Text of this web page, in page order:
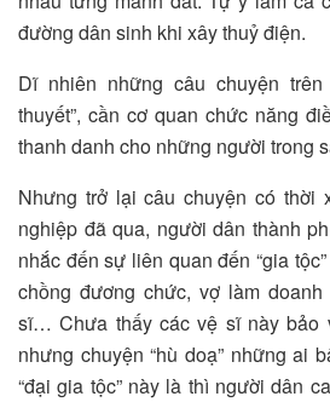
đường dân sinh khi xây thuỷ điện.
Dĩ nhiên những câu chuyện trên
thuyết”, cần cơ quan chức năng
thanh danh cho những người trong
Nhưng trở lại câu chuyện có thời
nghiệp đã qua, người dân thành
nhắc đến sự liên quan đến “gia
chồng đương chức, vợ làm
sĩ… Chưa thấy các vệ sĩ này bảo
nhưng chuyện “hù doạ” những ai
“đại gia tộc” này là thì người dân